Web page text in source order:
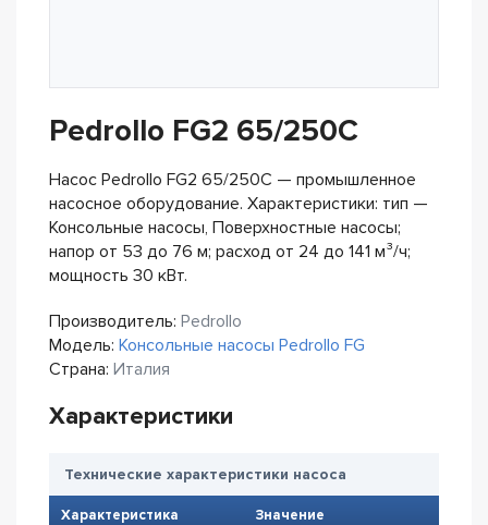
Pedrollo FG2 65/250C
Насос Pedrollo FG2 65/250C — промышленное
насосное оборудование. Характеристики: тип —
Консольные насосы, Поверхностные насосы;
напор от 53 до 76 м; расход от 24 до 141 м³/ч;
мощность 30 кВт.
Производитель: Pedrollo
Модель: Консольные насосы Pedrollo FG
Страна: Италия
Характеристики
Технические характеристики насоса
Характеристика Значение